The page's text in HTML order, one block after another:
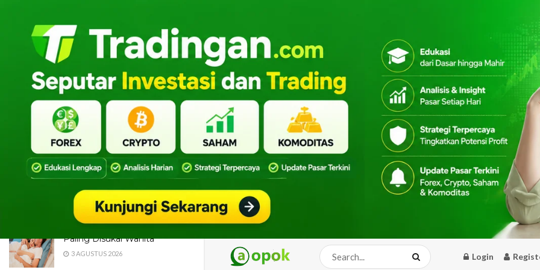
Dua Pendaki Gunung Piramid
Bondowoso Ditemukan Tewas
di Jurang 60 Meter, Evakuasi
Terkendala Medan Ekstrem
4 AGUSTUS 2026
Maroon 5 Dipastikan Konser di
Jakarta, Catat Jadwal dan
Fakta Menarik yang Wajib
Diketahui Fans
4 AGUSTUS 2026
3 Posisi Hubungan Intim yang
Paling Disukai Wanita
3 AGUSTUS 2026 Login